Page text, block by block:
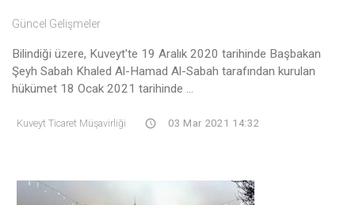
Güncel Gelişmeler
Bilindiği üzere, Kuveyt'te 19 Aralık 2020 tarihinde Başbakan
Şeyh Sabah Khaled Al-Hamad Al-Sabah tarafından kurulan
hükümet 18 Ocak 2021 tarihinde ...
Kuveyt Ticaret Müşavirliği 03 Mar 2021 14:32